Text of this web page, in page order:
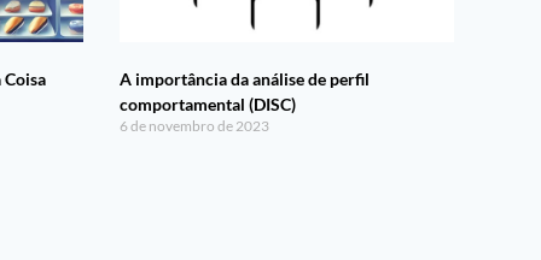
A importância da análise de perfil
comportamental (DISC)
6 de novembro de 2023